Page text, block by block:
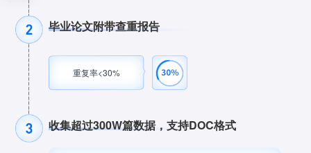
毕业论文附带查重报告
重复率<30%
收集超过300W篇数据，支持DOC格式